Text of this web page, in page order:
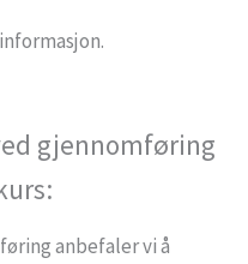
gjennomføring
anbefaler vi å